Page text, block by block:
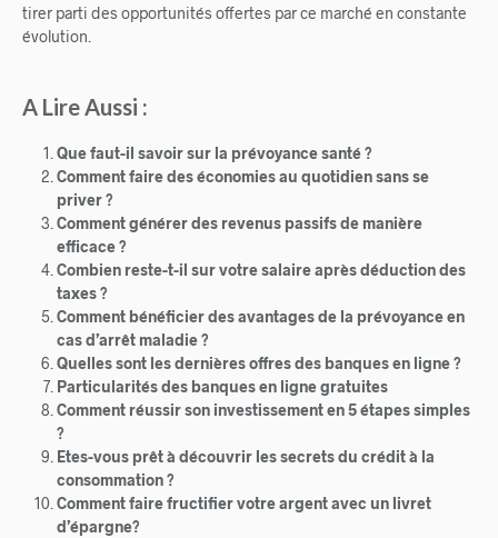
tirer parti des opportunités offertes par ce marché en constante
évolution.
A Lire Aussi :
Que faut-il savoir sur la prévoyance santé ?
Comment faire des économies au quotidien sans se
priver ?
Comment générer des revenus passifs de manière
efficace ?
Combien reste-t-il sur votre salaire après déduction des
taxes ?
Comment bénéficier des avantages de la prévoyance en
cas d’arrêt maladie ?
Quelles sont les dernières offres des banques en ligne ?
Particularités des banques en ligne gratuites
Comment réussir son investissement en 5 étapes simples
?
Etes-vous prêt à découvrir les secrets du crédit à la
consommation ?
Comment faire fructifier votre argent avec un livret
d’épargne?